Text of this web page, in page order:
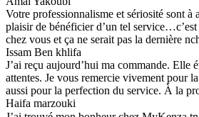
Votre professionnalisme et sériosité sont à
plaisir de bénéficier d’un tel
chez vous et ça ne serait pas la dernière
Issam Ben khlifa
J’ai reçu aujourd’hui ma commande. Elle
attentes. Je vous remercie vivement pour
aussi pour la perfection du service. À la
Haifa marzouki